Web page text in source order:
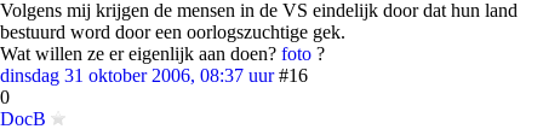
Volgens mij krijgen de mensen in de VS eindelijk door dat hun land
bestuurd word door een oorlogszuchtige gek.
Wat willen ze er eigenlijk aan doen? foto ?
dinsdag 31 oktober 2006, 08:37 uur #16
0
DocB